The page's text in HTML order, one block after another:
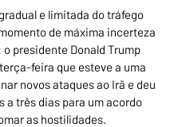
e limitada do tráfego
de máxima incerteza
presidente Donald Trump
feira que esteve a uma
novos ataques ao Irã e deu
a três dias para um acordo
as hostilidades.